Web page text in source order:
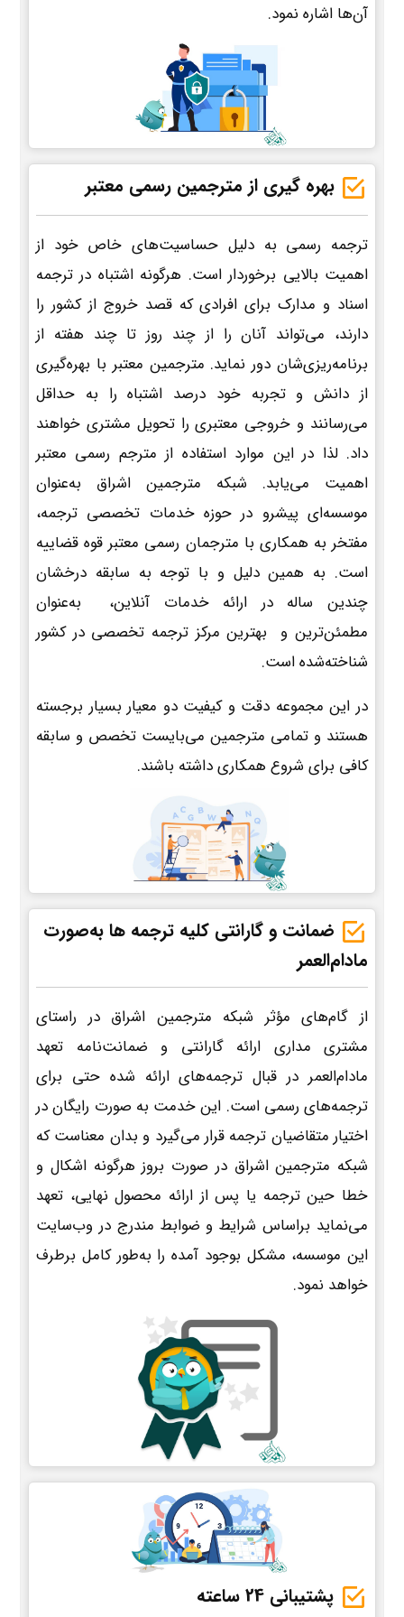
آن‌ها اشاره نمود.
بهره گیری از مترجمین رسمی معتبر
ترجمه رسمی به دلیل حساسیت‌های خاص خود از
اهمیت بالایی برخوردار است. هرگونه اشتباه در ترجمه
اسناد و مدارک برای افرادی که قصد خروج از کشور را
دارند، می‌تواند آنان را از چند روز تا چند هفته از
برنامه‌ریزی‌شان دور نماید. مترجمین معتبر با بهره‌گیری
از دانش و تجربه خود درصد اشتباه را به حداقل
می‌رسانند و خروجی معتبری را تحویل مشتری خواهند
داد. لذا در این موارد استفاده از مترجم رسمی معتبر
اهمیت می‌یابد. شبکه مترجمین اشراق به‌عنوان
موسسه‌ای پیشرو در حوزه خدمات تخصصی ترجمه،
مفتخر به همکاری با مترجمان رسمی معتبر قوه قضاییه
است. به همین دلیل و با توجه به سابقه درخشان
چندین ساله در ارائه خدمات آنلاین، به‌عنوان
مطمئن‌ترین و بهترین مرکز ترجمه تخصصی در کشور
شناخته‌شده است.
در این مجموعه دقت و کیفیت دو معیار بسیار برجسته
هستند و تمامی مترجمین می‌بایست تخصص و سابقه
کافی برای شروع همکاری داشته باشند.
ضمانت و گارانتی کلیه ترجمه ها به‌صورت
مادام‌العمر
از گام‌های مؤثر شبکه مترجمین اشراق در راستای
مشتری مداری ارائه گارانتی و ضمانت‌نامه تعهد
مادام‌العمر در قبال ترجمه‌های ارائه شده حتی برای
ترجمه‌های رسمی است. این خدمت به صورت رایگان در
اختیار متقاضیان ترجمه قرار می‌گیرد و بدان معناست که
شبکه مترجمین اشراق در صورت بروز هرگونه اشکال و
خطا حین ترجمه یا پس از ارائه محصول نهایی، تعهد
می‌نماید براساس شرایط و ضوابط مندرج در وب‌سایت
این موسسه، مشکل بوجود آمده را به‌طور کامل برطرف
خواهد نمود.
پشتیبانی 24 ساعته